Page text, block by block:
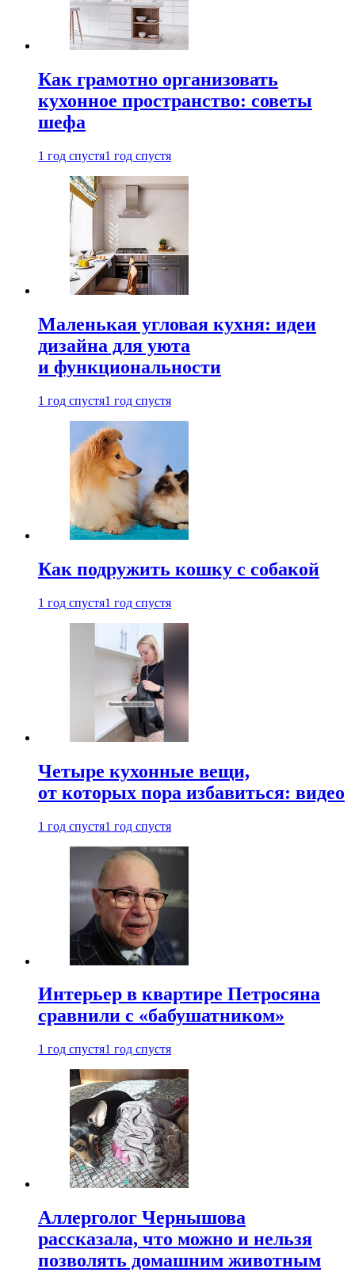
Как грамотно организовать
кухонное пространство: советы
шефа
1 год спустя1 год спустя
Маленькая угловая кухня: идеи
дизайна для уюта
и функциональности
1 год спустя1 год спустя
Как подружить кошку с собакой
1 год спустя1 год спустя
Четыре кухонные вещи,
от которых пора избавиться: видео
1 год спустя1 год спустя
Интерьер в квартире Петросяна
сравнили с «бабушатником»
1 год спустя1 год спустя
Аллерголог Чернышова
рассказала, что можно и нельзя
позволять домашним животным